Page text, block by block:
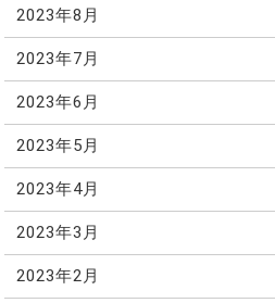
2023年8月
2023年7月
2023年6月
2023年5月
2023年4月
2023年3月
2023年2月